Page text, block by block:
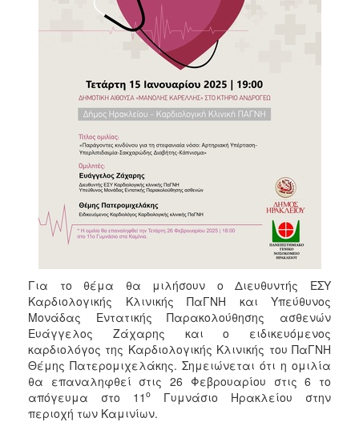
Για το θέμα θα μιλήσουν ο Διευθυντής ΕΣΥ
Καρδιολογικής Κλινικής ΠαΓΝΗ και Υπεύθυνος
Μονάδας Εντατικής Παρακολούθησης ασθενών
Ευάγγελος Ζάχαρης και ο ειδικευόμενος
καρδιολόγος της Καρδιολογικής Κλινικής του ΠαΓΝΗ
Θέμης Πατερομιχελάκης. Σημειώνεται ότι η ομιλία
θα επαναληφθεί στις 26 Φεβρουαρίου στις 6 το
απόγευμα στο 11 ο
Γυμνάσιο Ηρακλείου στην
περιοχή των Καμινίων.